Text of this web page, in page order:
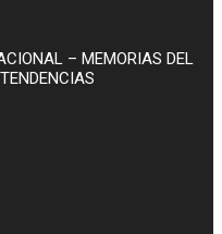
– MEMORIAS DEL